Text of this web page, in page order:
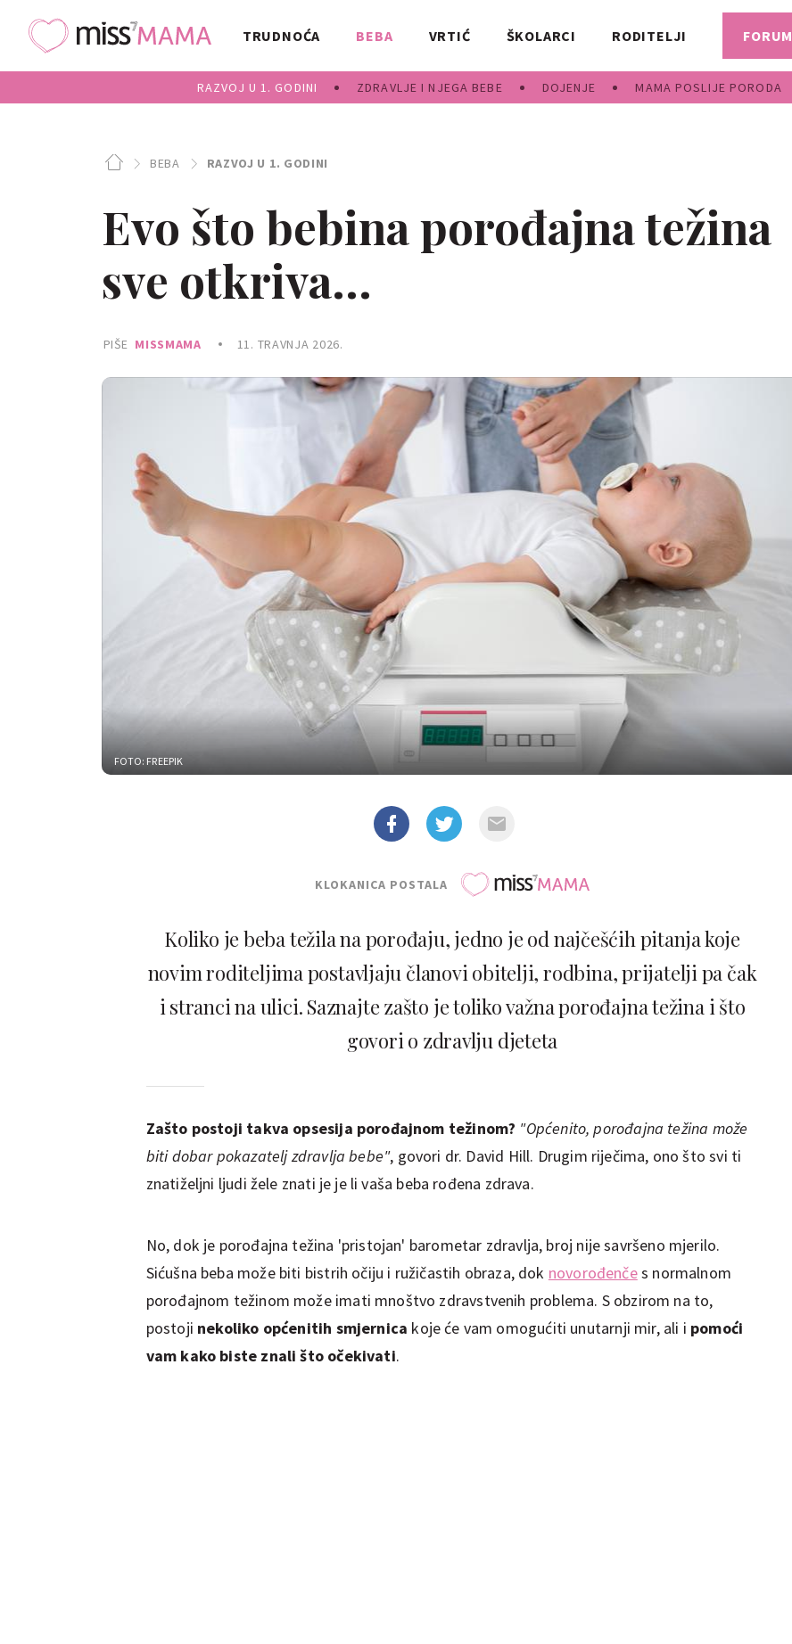
TRUDNOĆA BEBA
RAZVOJ U 1. GODINI ZDRAVLJE I NJEGA BEBE DOJENJE MAMA POSLIJE PORODA
VRTIĆ ŠKOLARCI RODITELJI FORUM
BEBA RAZVOJ U 1. GODINI
Evo što bebina porođajna težina
sve otkriva...
PIŠE MISSMAMA 11. TRAVNJA 2026.
FOTO: FREEPIK
KLOKANICA POSTALA
Koliko je beba težila na porođaju, jedno je od najčešćih pitanja koje
novim roditeljima postavljaju članovi obitelji, rodbina, prijatelji pa čak
i stranci na ulici. Saznajte zašto je toliko važna porođajna težina i što
govori o zdravlju djeteta
Zašto postoji takva opsesija porođajnom težinom? "Općenito, porođajna težina može
biti dobar pokazatelj zdravlja bebe", govori dr. David Hill. Drugim riječima, ono što svi ti
znatiželjni ljudi žele znati je je li vaša beba rođena zdrava.
No, dok je porođajna težina 'pristojan' barometar zdravlja, broj nije savršeno mjerilo.
Sićušna beba može biti bistrih očiju i ružičastih obraza, dok novorođenčes normalnom
porođajnom težinom može imati mnoštvo zdravstvenih problema. S obzirom na to,
postoji nekoliko općenitih smjernica koje će vam omogućiti unutarnji mir, ali i pomoći
vam kako biste znali što očekivati.